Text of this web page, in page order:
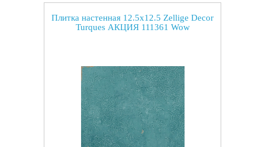
Плитка настенная 12.5x12.5 Zellige Decor
Turques АКЦИЯ 111361 Wow